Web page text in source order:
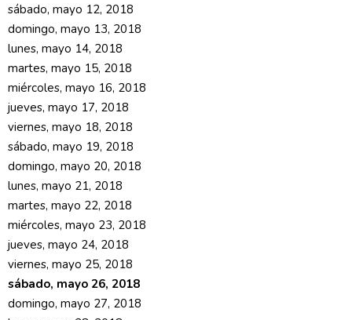
sábado, mayo 12, 2018
domingo, mayo 13, 2018
lunes, mayo 14, 2018
martes, mayo 15, 2018
miércoles, mayo 16, 2018
jueves, mayo 17, 2018
viernes, mayo 18, 2018
sábado, mayo 19, 2018
domingo, mayo 20, 2018
lunes, mayo 21, 2018
martes, mayo 22, 2018
miércoles, mayo 23, 2018
jueves, mayo 24, 2018
viernes, mayo 25, 2018
sábado, mayo 26, 2018
domingo, mayo 27, 2018